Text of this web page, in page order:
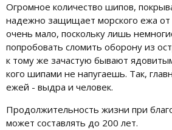
Огромное количество шипов,
надежно защищает морского ежа от
очень мало, поскольку лишь
попробовать сломить оборону из
к тому же зачастую бывают
кого шипами не напугаешь. Так,
ежей - выдра и человек.
Продолжительность жизни при
может составлять до 200 лет.